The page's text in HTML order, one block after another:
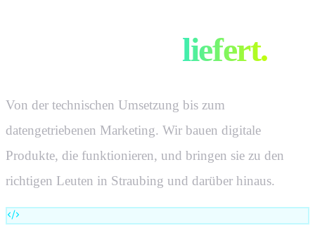
liefert.
Von der technischen Umsetzung bis zum
datengetriebenen Marketing. Wir bauen digitale
Produkte, die funktionieren, und bringen sie zu den
richtigen Leuten in Straubing und darüber hinaus.